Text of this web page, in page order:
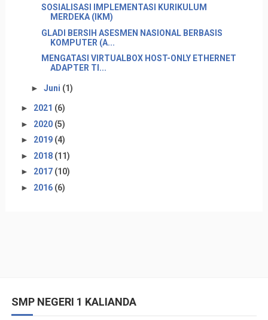
SOSIALISASI IMPLEMENTASI KURIKULUM
MERDEKA (IKM)
GLADI BERSIH ASESMEN NASIONAL BERBASIS
KOMPUTER (A...
MENGATASI VIRTUALBOX HOST-ONLY ETHERNET
ADAPTER TI...
► Juni (1)
► 2021 (6)
► 2020 (5)
► 2019 (4)
► 2018 (11)
► 2017 (10)
► 2016 (6)
SMP NEGERI 1 KALIANDA